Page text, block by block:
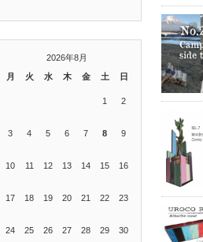
2026年8月
月
火 水 木 金 土 日
1 2
3 4 5 6 7 8 9
10 11 12 13 14 15 16
17 18 19 20 21 22 23
24 25 26 27 28 29 30